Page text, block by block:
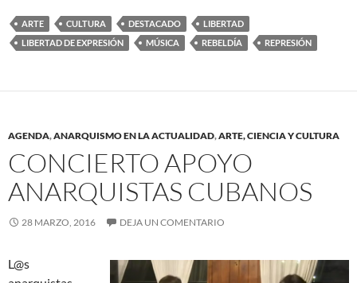
ARTE CULTURA DESTACADO
LIBERTAD
LIBERTAD DE EXPRESIÓN
MÚSICA REBELDÍA REPRESIÓN
AGENDA,ANARQUISMO EN LA ACTUALIDAD,ARTE, CIENCIA Y CULTURA
CONCIERTO APOYO
ANARQUISTAS CUBANOS
28 MARZO, 2016 DEJA UN COMENTARIO
L@s